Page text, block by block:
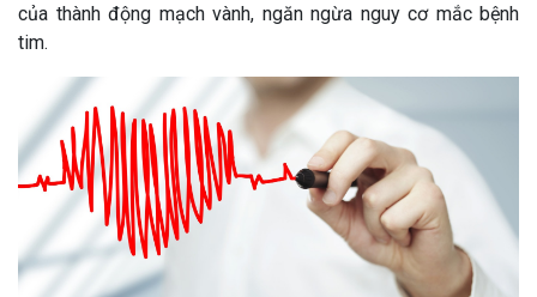
của thành động mạch vành, ngăn ngừa nguy cơ mắc bệnh
tim.